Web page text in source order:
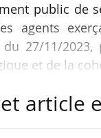
public de
agents
27/11/
et de la
l’EPSF
article